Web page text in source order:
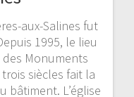
aux-Salines fut
1995, le lieu
Monuments
siècles fait la
bâtiment. L’église